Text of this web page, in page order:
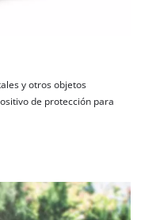
y otros objetos
de protección para